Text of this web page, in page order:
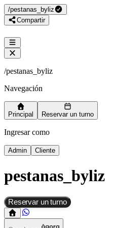
/pestanas_byliz
Compartir
/pestanas_byliz
Navegación
Principal Reservar un turno
Ingresar como
Admin Cliente
pestanas_byliz
Reservar un turno